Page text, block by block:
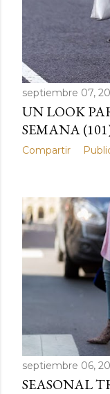
septiembre 07,
UN LOOK
SEMANA
Compartir
septiembre 06,
SEASONAL